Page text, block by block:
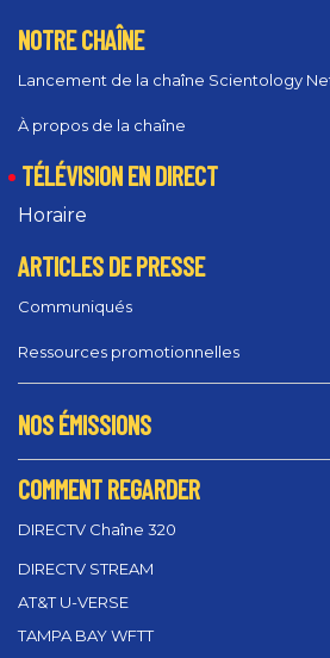
NOTRE CHAÎNE
Lancement de la chaîne Scientology
À propos de la chaîne
TÉLÉVISION EN DIRECT
Horaire
ARTICLES DE PRESSE
Communiqués
Ressources promotionnelles
NOS ÉMISSIONS
COMMENT REGARDER
DIRECTV Chaîne 320
DIRECTV STREAM
AT&T U-VERSE
TAMPA BAY WFTT